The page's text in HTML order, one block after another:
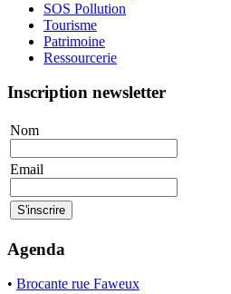
SOS Pollution
Tourisme
Patrimoine
Ressourcerie
Inscription newsletter
Nom
Email
Agenda
• Brocante rue Faweux